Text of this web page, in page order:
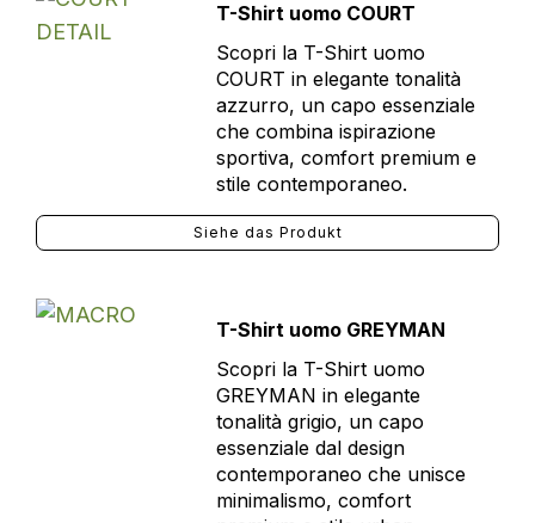
T-Shirt uomo COURT
Scopri la T-Shirt uomo
COURT in elegante tonalità
azzurro, un capo essenziale
che combina ispirazione
sportiva, comfort premium e
stile contemporaneo.
Siehe das Produkt
T-Shirt uomo GREYMAN
Scopri la T-Shirt uomo
GREYMAN in elegante
tonalità grigio, un capo
essenziale dal design
contemporaneo che unisce
minimalismo, comfort